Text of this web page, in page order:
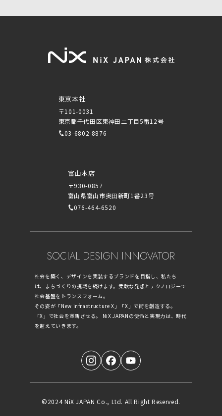
東京本社
〒101-0031
東京都千代田区東神田二丁目5番12号
03-6802-8876
富山本店
〒930-0857
富山県富山市奥田新町1番23号
076-464-6520
SOCIAL DESIGN INNOVATOR
社会を築く、デザインを実装するブランドを目指し、私たち
は、まちづくりの挑戦を続けます。柔軟な発想とテクノロジーで
社会基盤をトランスフォーム。
その姿が「New infrastructure X」「X」で街を創造する。
「X」で社会を革新させる。 NiX JAPANの使命と実現力は、時代
を超えていきます。
©2024 NiX JAPAN Co., Ltd. All Right Reserved.